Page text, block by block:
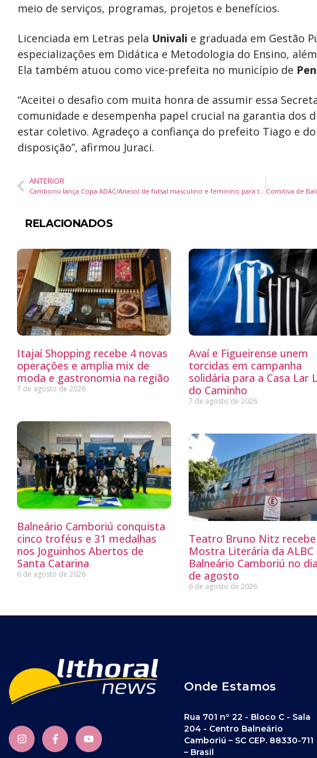
meio de serviços, programas, projetos e benefícios.
Licenciada em Letras pela Univali e graduada em Gestão
especializações em Didática e Metodologia do Ensino, além
Ela também atuou como vice-prefeita no município de
“Aceitei o desafio com muita honra de assumir essa
comunidade e desempenha papel crucial na garantia dos
estar coletivo. Agradeço a confiança do prefeito Tiago e
disposição”, afirmou Juraci.
ANTERIOR
Camboriú lança Copa ADAC/Anasol de futsal masculino e feminino para todas as idades
RELACIONADOS
Itajaí Shopping recebe 4 novas
operações e amplia mix de
moda e gastronomia na região
7 de agosto de 2026
Avaí e Figueirense unem
torcidas em campanha
solidária para a Casa Lar
do Caminho
7 de agosto de 2026
Balneário Camboriú conquista
cinco troféus e 31 medalhas
nos Joguinhos Abertos de
Santa Catarina
6 de agosto de 2026
Teatro Bruno Nitz recebe
Mostra Literária da ALBC
Balneário Camboriú no
de agosto
6 de agosto de 2026
Onde Estamos
Rua 701 nº 22 - Bloco C - Sala
204 - Centro Balneário
Camboriú – SC CEP. 88330-711
– Brasil